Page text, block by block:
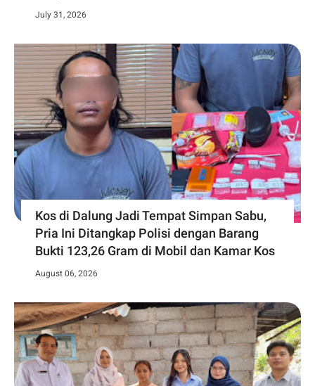
July 31, 2026
Kos di Dalung Jadi Tempat Simpan Sabu,
Pria Ini Ditangkap Polisi dengan Barang
Bukti 123,26 Gram di Mobil dan Kamar Kos
August 06, 2026